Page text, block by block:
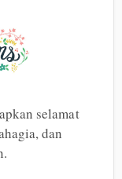
selamat
dan